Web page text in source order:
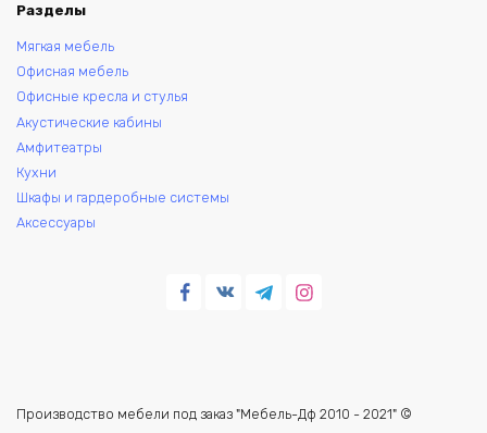
Разделы
Мягкая мебель
Офисная мебель
Офисные кресла и стулья
Акустические кабины
Амфитеатры
Кухни
Шкафы и гардеробные системы
Аксессуары
Производство мебели под заказ "Мебель-Дф 2010 - 2021" ©